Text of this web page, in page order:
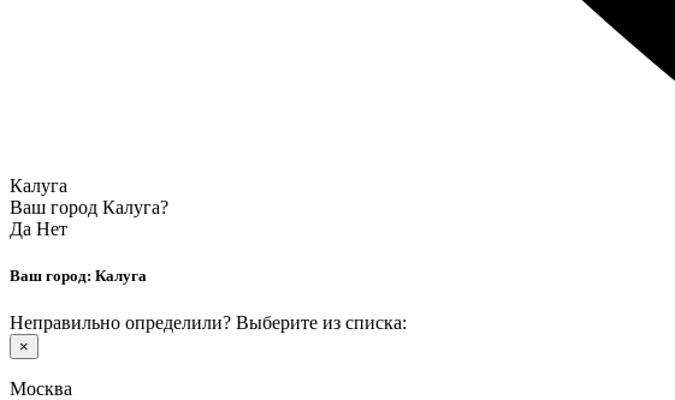
Калуга
Ваш город Калуга?
Да Нет
Ваш город: Калуга
Неправильно определили? Выберите из списка:
×
Москва